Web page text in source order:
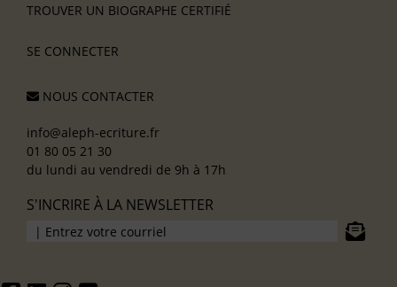
TROUVER UN BIOGRAPHE CERTIFIÉ
SE CONNECTER
NOUS CONTACTER
info@aleph-ecriture.fr
01 80 05 21 30
du lundi au vendredi de 9h à 17h
S'INCRIRE À LA NEWSLETTER